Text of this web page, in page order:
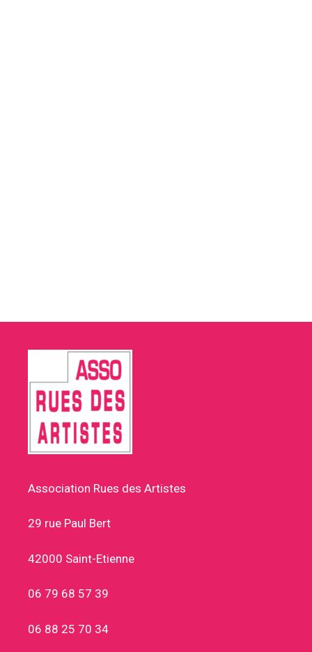
Association Rues des Artistes
29 rue Paul Bert
42000 Saint-Etienne
06 79 68 57 39
06 88 25 70 34